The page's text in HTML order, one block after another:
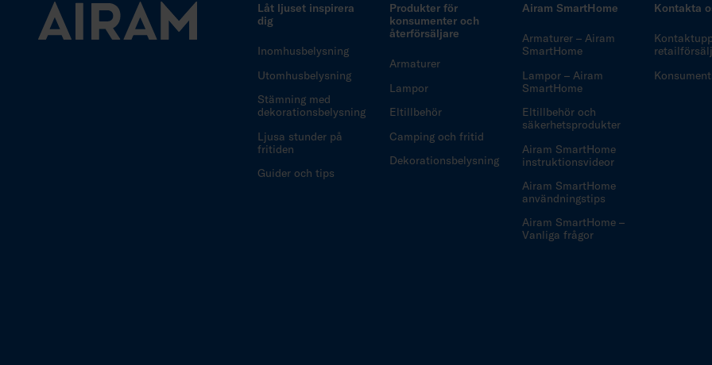
Låt ljuset inspirera
dig
Inomhusbelysning
Utomhusbelysning
Stämning med
dekorationsbelysning
Ljusa stunder på
fritiden
Guider och tips
Produkter för
konsumenter och
återförsäljare
Armaturer
Lampor
Eltillbehör
Camping och fritid
Dekorationsbelysning
Airam SmartHome
Armaturer – Airam
SmartHome
Lampor – Airam
SmartHome
Eltillbehör och
säkerhetsprodukter
Airam SmartHome
instruktionsvideor
Airam SmartHome
användningstips
Airam SmartHome –
Vanliga frågor
Kontakta